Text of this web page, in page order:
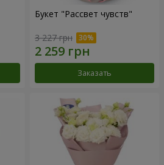
Букет "Рассвет чувств"
3 227 грн
Заказать